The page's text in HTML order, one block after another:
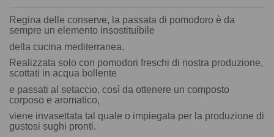
Regina delle conserve, la passata di pomodoro è da
sempre un elemento insostituibile
della cucina mediterranea.
Realizzata solo con pomodori freschi di nostra produzione,
scottati in acqua bollente
e passati al setaccio, così da ottenere un composto
corposo e aromatico,
viene invasettata tal quale o impiegata per la produzione di
gustosi sughi pronti.